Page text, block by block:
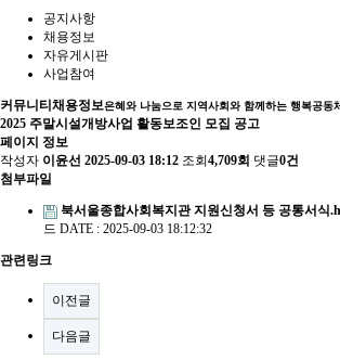
공지사항
채용정보
자유게시판
사업참여
커뮤니티 채용정보은혜와 나눔으로 지역사회와 함께하는 행복공동
2025 주말시설개방사업 활동보조인 모집 공고
페이지 정보
작성자 이윤선 2025-09-03 18:12 조회 4,709회 댓글0건
첨부파일
북서울종합사회복지관 지원신청서 등 공통서식
드 DATE : 2025-09-03 18:12:32
관련링크
이전글
다음글